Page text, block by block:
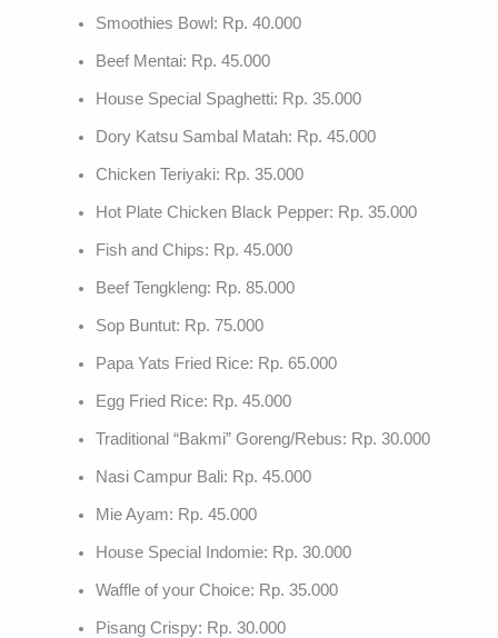
Smoothies Bowl: Rp. 40.000
Beef Mentai: Rp. 45.000
House Special Spaghetti: Rp. 35.000
Dory Katsu Sambal Matah: Rp. 45.000
Chicken Teriyaki: Rp. 35.000
Hot Plate Chicken Black Pepper: Rp. 35.000
Fish and Chips: Rp. 45.000
Beef Tengkleng: Rp. 85.000
Sop Buntut: Rp. 75.000
Papa Yats Fried Rice: Rp. 65.000
Egg Fried Rice: Rp. 45.000
Traditional “Bakmi” Goreng/Rebus: Rp. 30.000
Nasi Campur Bali: Rp. 45.000
Mie Ayam: Rp. 45.000
House Special Indomie: Rp. 30.000
Waffle of your Choice: Rp. 35.000
Pisang Crispy: Rp. 30.000